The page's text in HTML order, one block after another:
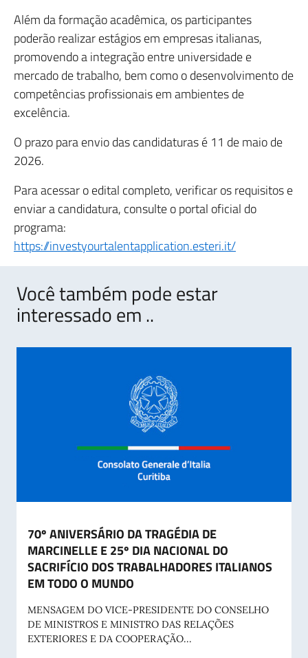
Além da formação acadêmica, os participantes
poderão realizar estágios em empresas italianas,
promovendo a integração entre universidade e
mercado de trabalho, bem como o desenvolvimento de
competências profissionais em ambientes de
excelência.
O prazo para envio das candidaturas é 11 de maio de
2026.
Para acessar o edital completo, verificar os requisitos e
enviar a candidatura, consulte o portal oficial do
programa:
https://investyourtalentapplication.esteri.it/
Você também pode estar
interessado em ..
70º ANIVERSÁRIO DA TRAGÉDIA DE
MARCINELLE E 25º DIA NACIONAL DO
SACRIFÍCIO DOS TRABALHADORES ITALIANOS
EM TODO O MUNDO
MENSAGEM DO VICE-PRESIDENTE DO CONSELHO
DE MINISTROS E MINISTRO DAS RELAÇÕES
EXTERIORES E DA COOPERAÇÃO...